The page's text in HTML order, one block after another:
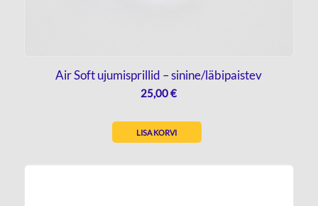
Air Soft ujumisprillid – sinine/läbipaistev
25,00€
LISA KORVI